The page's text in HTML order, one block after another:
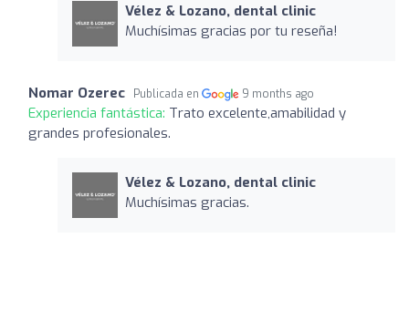
Vélez & Lozano, dental clinic
Muchísimas gracias por tu reseña!
Nomar Ozerec Publicada en 9 months ago
Experiencia fantástica: Trato excelente,amabilidad y
grandes profesionales.
Vélez & Lozano, dental clinic
Muchísimas gracias.